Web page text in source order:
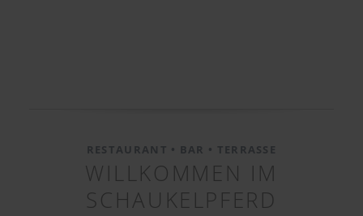
RESTAURANT • BAR • TERRASSE
WILLKOMMEN IM
SCHAUKELPFERD